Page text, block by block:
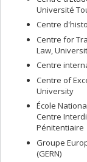
Université
Centre
Centre for
Law,
Centre
Centre of
University
École
Centre
Pénitentiaire
Groupe
(GERN)